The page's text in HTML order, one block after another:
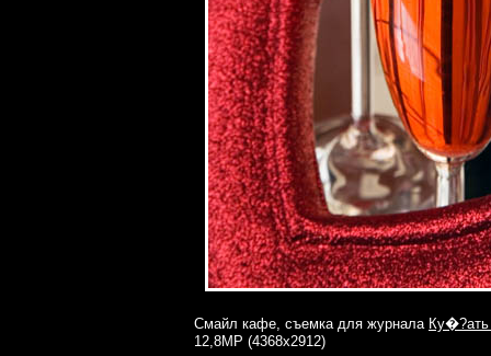
Смайл кафе, съемка для журнала
12,8MP (4368x2912)